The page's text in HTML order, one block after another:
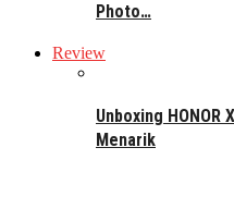
Photo…
Review
Unboxing HONOR
Menarik